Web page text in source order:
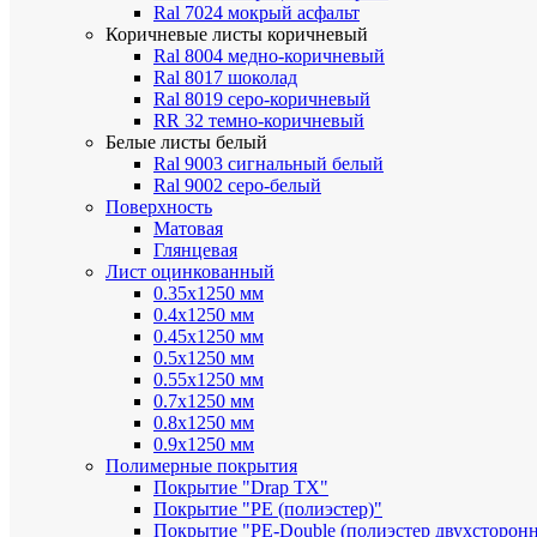
Ral 7024 мокрый асфальт
Коричневые листы коричневый
Ral 8004 медно-коричневый
Ral 8017 шоколад
Ral 8019 серо-коричневый
RR 32 темно-коричневый
Белые листы белый
Ral 9003 сигнальный белый
Ral 9002 серо-белый
Поверхность
Матовая
Глянцевая
Лист оцинкованный
0.35х1250 мм
0.4х1250 мм
0.45х1250 мм
0.5х1250 мм
0.55х1250 мм
0.7х1250 мм
0.8х1250 мм
0.9х1250 мм
Полимерные покрытия
Покрытие "Drap TX"
Покрытие "PE (полиэстер)"
Покрытие "PE-Double (полиэстер